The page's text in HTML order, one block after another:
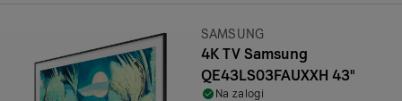
Znamka:
SAMSUNG
4K TV Samsung
QE43LS03FAUXXH 43"
Na zalogi